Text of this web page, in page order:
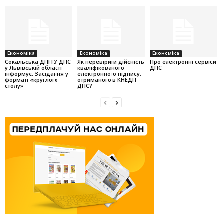
Економіка
Cокальська ДПІ ГУ ДПС
у Львівській області
інформує: Засідання у
форматі «круглого
столу»
Економіка
Як перевірити дійсність
кваліфікованого
електронного підпису,
отриманого в КНЕДП
ДПС?
Економіка
Про електронні сервіси
ДПС